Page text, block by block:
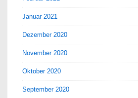
Januar 2021
Dezember 2020
November 2020
Oktober 2020
September 2020